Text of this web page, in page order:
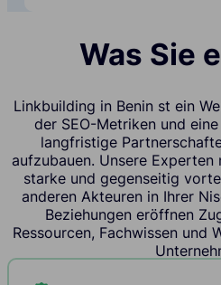
Was Sie
Linkbuilding in Benin st ein
der SEO-Metriken und
langfristige
aufzubauen. Unsere Experten
starke und gegenseitig
anderen Akteuren in Ihrer
Beziehungen eröffnen
Ressourcen, Fachwissen und